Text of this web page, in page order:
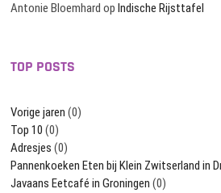
Antonie Bloemhard op Indische Rijsttafel
TOP POSTS
Vorige jaren (0)
Top 10 (0)
Adresjes (0)
Pannenkoeken Eten bij Klein Zwitserland in
Javaans Eetcafé in Groningen (0)